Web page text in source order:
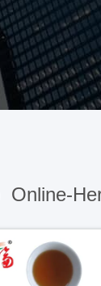
Online-